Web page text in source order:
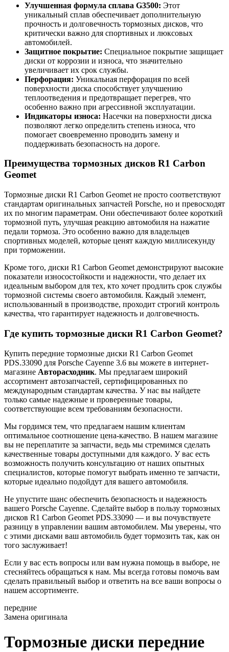
Улучшенная формула сплава G3500: Этот
уникальный сплав обеспечивает дополнительную
прочность и долговечность тормозных дисков, что
критически важно для спортивных и люксовых
автомобилей.
Защитное покрытие: Специальное покрытие защищает
диски от коррозии и износа, что значительно
увеличивает их срок службы.
Перфорация: Уникальная перфорация по всей
поверхности диска способствует улучшению
теплоотведения и предотвращает перегрев, что
особенно важно при агрессивной эксплуатации.
Индикаторы износа: Насечки на поверхности диска
позволяют легко определить степень износа, что
помогает своевременно проводить замену и
поддерживать безопасность на дороге.
Преимущества тормозных дисков R1 Carbon
Geomet
Тормозные диски R1 Carbon Geomet не просто соответствуют
стандартам оригинальных запчастей Porsche, но и превосходят
их по многим параметрам. Они обеспечивают более короткий
тормозной путь, улучшая реакцию автомобиля на нажатие
педали тормоза. Это особенно важно для владельцев
спортивных моделей, которые ценят каждую миллисекунду
при торможении.
Кроме того, диски R1 Carbon Geomet демонстрируют высокие
показатели износостойкости и надежности, что делает их
идеальным выбором для тех, кто хочет продлить срок службы
тормозной системы своего автомобиля. Каждый элемент,
использованный в производстве, проходит строгий контроль
качества, что гарантирует надежность и долговечность.
Где купить тормозные диски R1 Carbon Geomet?
Купить передние тормозные диски R1 Carbon Geomet
PDS.33090 для Porsche Cayenne 3.6 вы можете в интернет-
магазине Авторасходник. Мы предлагаем широкий
ассортимент автозапчастей, сертифицированных по
международным стандартам качества. У нас вы найдете
только самые надежные и проверенные товары,
соответствующие всем требованиям безопасности.
Мы гордимся тем, что предлагаем нашим клиентам
оптимальное соотношение цена-качество. В нашем магазине
вы не переплатите за запчасти, ведь мы стремимся сделать
качественные товары доступными для каждого. У вас есть
возможность получить консультацию от наших опытных
специалистов, которые помогут выбрать именно те запчасти,
которые идеально подойдут для вашего автомобиля.
Не упустите шанс обеспечить безопасность и надежность
вашего Porsche Cayenne. Сделайте выбор в пользу тормозных
дисков R1 Carbon Geomet PDS.33090 — и вы почувствуете
разницу в управлении вашим автомобилем. Мы уверены, что
с этими дисками ваш автомобиль будет тормозить так, как он
того заслуживает!
Если у вас есть вопросы или вам нужна помощь в выборе, не
стесняйтесь обращаться к нам. Мы всегда готовы помочь вам
сделать правильный выбор и ответить на все ваши вопросы о
нашем ассортименте.
передние
Замена оригинала
Тормозные диски передние